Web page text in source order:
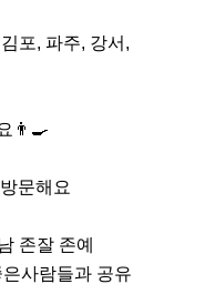
포, 파주, 강서,
👨‍🍳
문해요
존잘 존예
사람들과 공유